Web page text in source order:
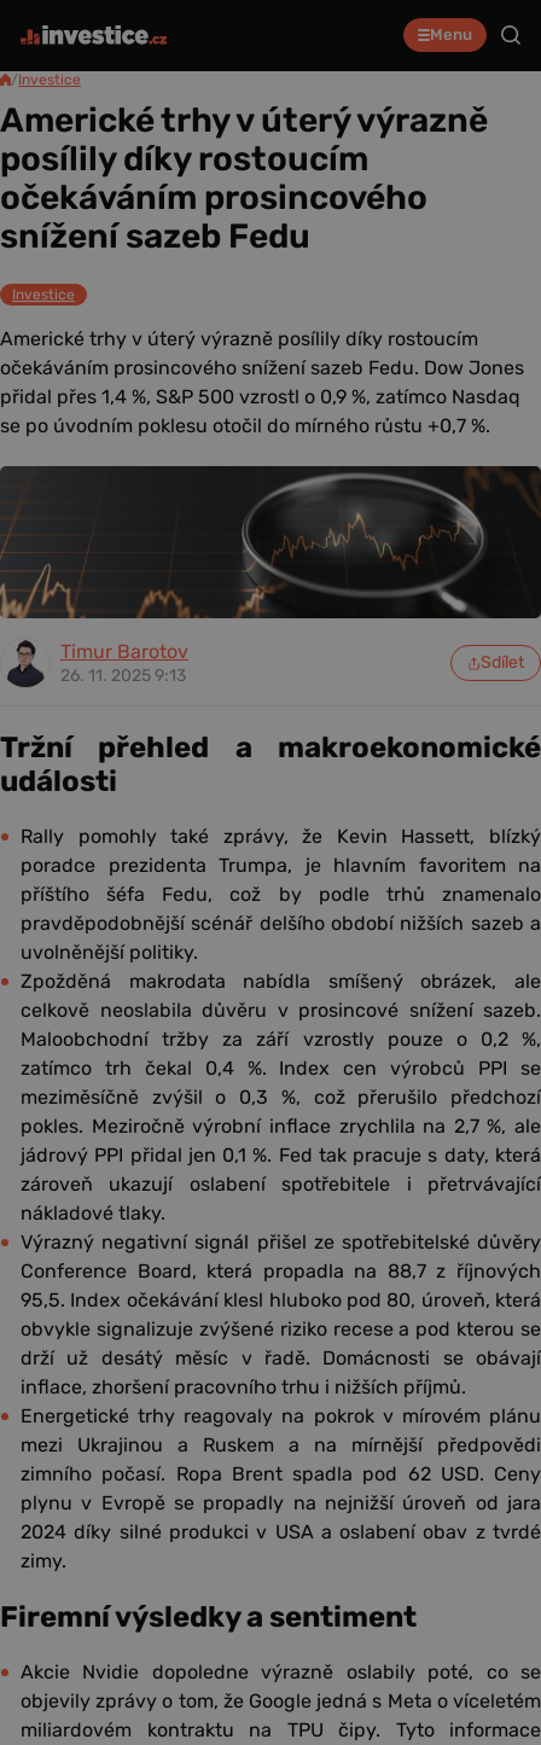
Menu
/Investice
Americké trhy v úterý výrazně
posílily díky rostoucím
očekáváním prosincového
snížení sazeb Fedu
Investice
Americké trhy v úterý výrazně posílily díky rostoucím
očekáváním prosincového snížení sazeb Fedu. Dow Jones
přidal přes 1,4 %, S&P 500 vzrostl o 0,9 %, zatímco Nasdaq
se po úvodním poklesu otočil do mírného růstu +0,7 %.
Timur Barotov
26. 11. 2025 9:13
Sdílet
Tržní přehled a makroekonomické
události
Rally pomohly také zprávy, že Kevin Hassett, blízký
poradce prezidenta Trumpa, je hlavním favoritem na
příštího šéfa Fedu, což by podle trhů znamenalo
pravděpodobnější scénář delšího období nižších sazeb a
uvolněnější politiky.
Zpožděná makrodata nabídla smíšený obrázek, ale
celkově neoslabila důvěru v prosincové snížení sazeb.
Maloobchodní tržby za září vzrostly pouze o 0,2 %,
zatímco trh čekal 0,4 %. Index cen výrobců PPI se
meziměsíčně zvýšil o 0,3 %, což přerušilo předchozí
pokles. Meziročně výrobní inflace zrychlila na 2,7 %, ale
jádrový PPI přidal jen 0,1 %. Fed tak pracuje s daty, která
zároveň ukazují oslabení spotřebitele i přetrvávající
nákladové tlaky.
Výrazný negativní signál přišel ze spotřebitelské důvěry
Conference Board, která propadla na 88,7 z říjnových
95,5. Index očekávání klesl hluboko pod 80, úroveň, která
obvykle signalizuje zvýšené riziko recese a pod kterou se
drží už desátý měsíc v řadě. Domácnosti se obávají
inflace, zhoršení pracovního trhu i nižších příjmů.
Energetické trhy reagovaly na pokrok v mírovém plánu
mezi Ukrajinou a Ruskem a na mírnější předpovědi
zimního počasí. Ropa Brent spadla pod 62 USD. Ceny
plynu v Evropě se propadly na nejnižší úroveň od jara
2024 díky silné produkci v USA a oslabení obav z tvrdé
zimy.
Firemní výsledky a sentiment
Akcie Nvidie dopoledne výrazně oslabily poté, co se
objevily zprávy o tom, že Google jedná s Meta o víceletém
miliardovém kontraktu na TPU čipy. Tyto informace